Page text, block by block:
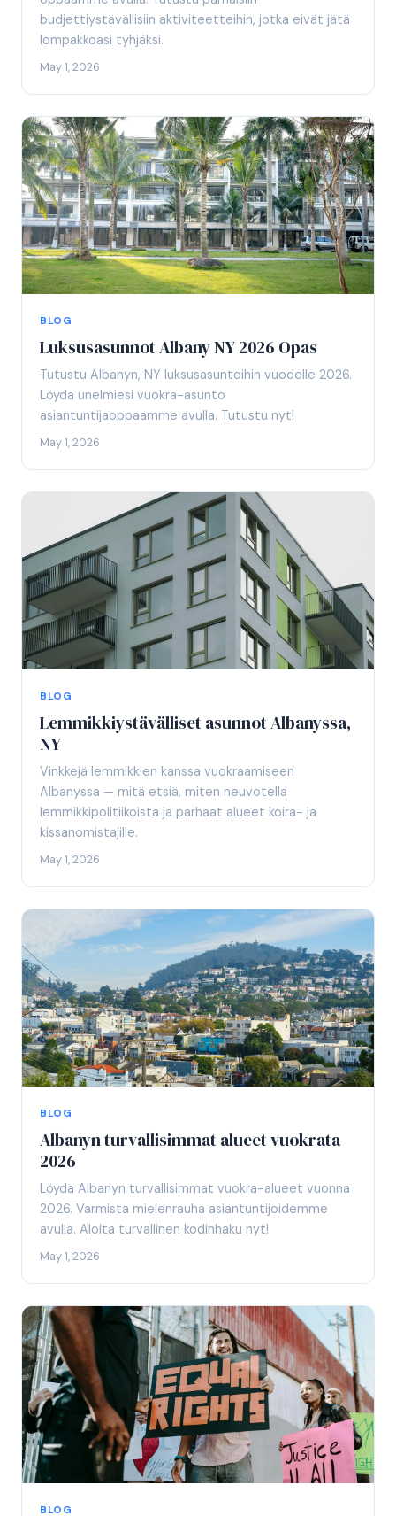
budjettiystävällisiin aktiviteetteihin, jotka eivät jätä
lompakkoasi tyhjäksi.
May 1, 2026
BLOG
Luksusasunnot Albany NY 2026 Opas
Tutustu Albanyn, NY luksusasuntoihin vuodelle 2026.
Löydä unelmiesi vuokra-asunto
asiantuntijaoppaamme avulla. Tutustu nyt!
May 1, 2026
BLOG
Lemmikkiystävälliset asunnot Albanyssa,
NY
Vinkkejä lemmikkien kanssa vuokraamiseen
Albanyssa — mitä etsiä, miten neuvotella
lemmikkipolitiikoista ja parhaat alueet koira- ja
kissanomistajille.
May 1, 2026
BLOG
Albanyn turvallisimmat alueet vuokrata
2026
Löydä Albanyn turvallisimmat vuokra-alueet vuonna
2026. Varmista mielenrauha asiantuntijoidemme
avulla. Aloita turvallinen kodinhaku nyt!
May 1, 2026
BLOG